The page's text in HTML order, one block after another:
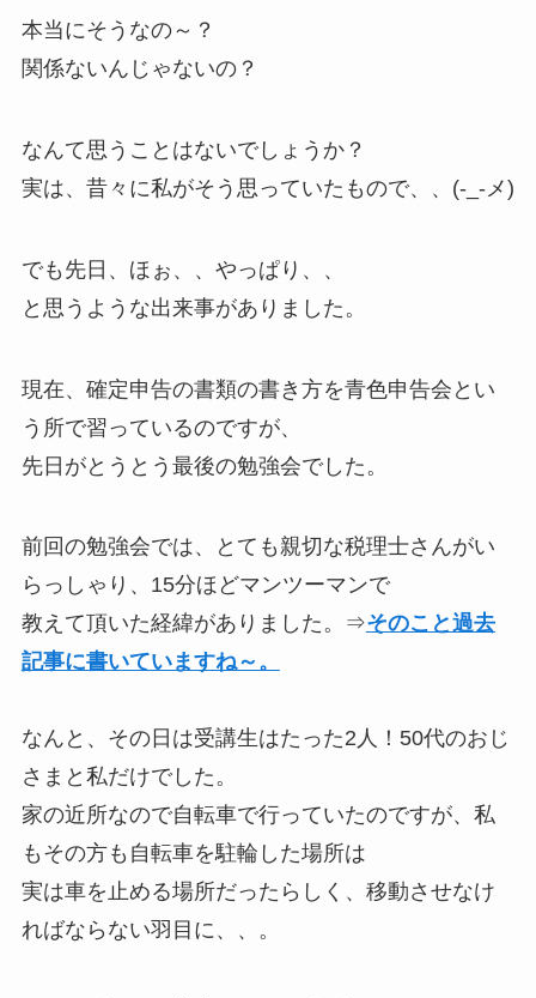
本当にそうなの～？
関係ないんじゃないの？
なんて思うことはないでしょうか？
実は、昔々に私がそう思っていたもので、、(-_-メ)
でも先日、ほぉ、、やっぱり、、
と思うような出来事がありました。
現在、確定申告の書類の書き方を青色申告会とい
う所で習っているのですが、
先日がとうとう最後の勉強会でした。
前回の勉強会では、とても親切な税理士さんがい
らっしゃり、15分ほどマンツーマンで
教えて頂いた経緯がありました。⇒そのこと過去
記事に書いていますね～。
なんと、その日は受講生はたった2人！50代のおじ
さまと私だけでした。
家の近所なので自転車で行っていたのですが、私
もその方も自転車を駐輪した場所は
実は車を止める場所だったらしく、移動させなけ
ればならない羽目に、、。